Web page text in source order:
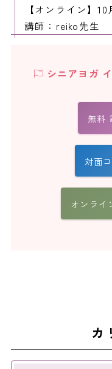
【オンライン】
講師：reiko先生
シニアヨガ
無料
対面
オンライ
カ